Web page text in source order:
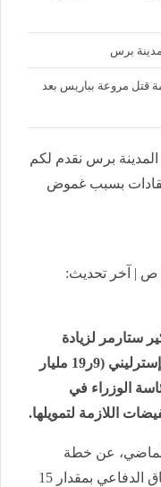
برس
قتل مروعة بباريس بعد
برس نقدم لكم
بسبب غموض
نشر في: الخميس 2 يوليه 2026 - 8:35 ص | آخر تحديث:
ستارمر لزيادة
الإنفاق الدفاعي بمقدار 15 مليار جنيه إسترليني (9ر19 مليار
الوزراء في
اللازمة لتمويلها.
عن خطة
الاستثمار الدفاعي، متعهدا بزيادة الإنفاق الدفاعي بمقدار 15